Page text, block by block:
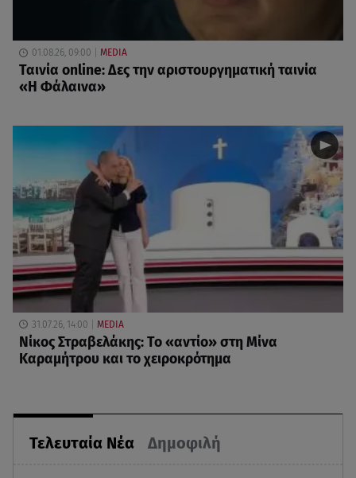
Τελευταία Νέα Δημοφιλή
01.08.26, 09:00 MEDIA
Ταινία online: Δες την αριστουργηματική ταινία
«Η Φάλαινα»
31.07.26, 14:00 MEDIA
Νίκος Στραβελάκης: Το «αντίο» στη Μίνα
Καραμήτρου και το χειροκρότημα